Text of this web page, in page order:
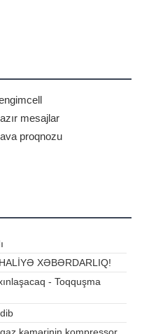
mesajlar
proqnozu
XƏBƏRDARLIQ!
- Toqquşma
kəmərinin kompressor